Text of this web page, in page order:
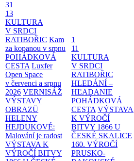
31
13
KULTURA
V SRDCI
RATIBOŘIC Kam
za kopanou v srpnu
POHÁDKOVÁ
CESTA Luxfer
Open Space
v červenci a srpnu
2026 VERNISÁŽ
VÝSTAVY
OBRAZŮ
HELENY
HEJDUKOVÉ:
Malování je radost
VÝSTAVA K
VÝROČÍ BITVY
1
11
KULTURA
V SRDCI
RATIBOŘIC
HLEDÁNÍ –
HĽADANIE
POHÁDKOVÁ
CESTA VÝSTAVA
K VÝROČÍ
BITVY 1866 U
ČESKÉ SKALICE
160. VÝROČÍ
PRUSKO-